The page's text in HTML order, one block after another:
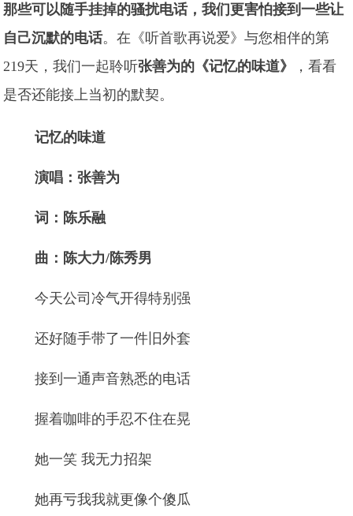
那些可以随手挂掉的骚扰电话，我们更害怕接到一些让
自己沉默的电话。在《听首歌再说爱》与您相伴的第
219天，我们一起聆听张善为的《记忆的味道》
，看看
是否还能接上当初的默契。
记忆的味道
演唱：张善为
词：陈乐融
曲：陈大力/陈秀男
今天公司冷气开得特别强
还好随手带了一件旧外套
接到一通声音熟悉的电话
握着咖啡的手忍不住在晃
她一笑 我无力招架
她再亏我我就更像个傻瓜